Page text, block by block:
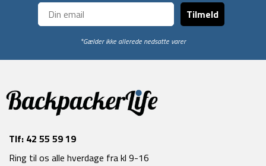
Tilmeld
*Gælder ikke allerede nedsatte varer
Tlf: 42 55 59 19
Ring til os alle hverdage fra kl 9-16